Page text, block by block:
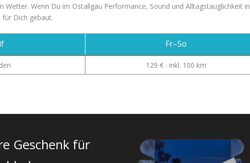
Wetter. Wenn Du im Ostallgäu Performance, Sound und Alltagstauglichkeit in
für Dich gebaut.
Fr–So
129 € · inkl. 100 km
Geschenk für